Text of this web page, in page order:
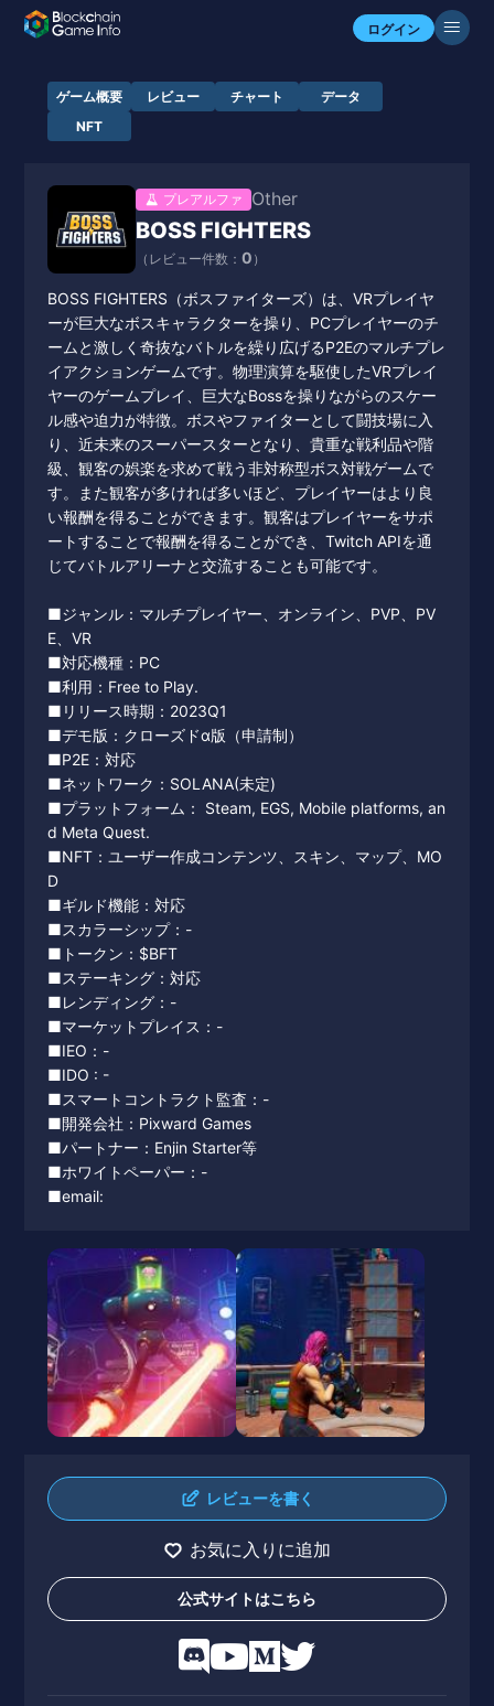
ログイン
ゲーム概要 レビュー チャート
データ
NFT
プレアルファ Other
BOSS FIGHTERS
（レビュー件数： 0 ）
BOSS FIGHTERS（ボスファイターズ）は、VRプレイヤ
ーが巨大なボスキャラクターを操り、PCプレイヤーのチ
ームと激しく奇抜なバトルを繰り広げるP2Eのマルチプレ
イアクションゲームです。物理演算を駆使したVRプレイ
ヤーのゲームプレイ、巨大なBossを操りながらのスケー
ル感や迫力が特徴。ボスやファイターとして闘技場に入
り、近未来のスーパースターとなり、貴重な戦利品や階
級、観客の娯楽を求めて戦う非対称型ボス対戦ゲームで
す。また観客が多ければ多いほど、プレイヤーはより良
い報酬を得ることができます。観客はプレイヤーをサポ
ートすることで報酬を得ることができ、Twitch APIを通
じてバトルアリーナと交流することも可能です。
■ジャンル：マルチプレイヤー、オンライン、PVP、PV
E、VR
■対応機種：PC
■利用：Free to Play.
■リリース時期：2023Q1
■デモ版：クローズドα版（申請制）
■P2E：対応
■ネットワーク：SOLANA(未定)
■プラットフォーム： Steam, EGS, Mobile platforms, an
d Meta Quest.
■NFT：ユーザー作成コンテンツ、スキン、マップ、MO
D
■ギルド機能：対応
■スカラーシップ：-
■トークン：$BFT
■ステーキング：対応
■レンディング：-
■マーケットプレイス：-
■IEO：-
■IDO : -
■スマートコントラクト監査：-
■開発会社：Pixward Games
■パートナー：Enjin Starter等
■ホワイトペーパー：-
■email:
レビューを書く
お気に入りに追加
公式サイトはこちら